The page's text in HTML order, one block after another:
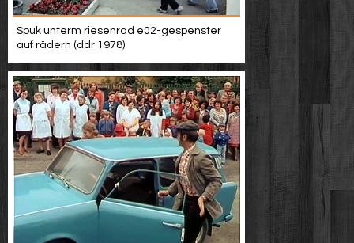
Spuk unterm riesenrad e02-gespenster
auf rädern (ddr 1978)